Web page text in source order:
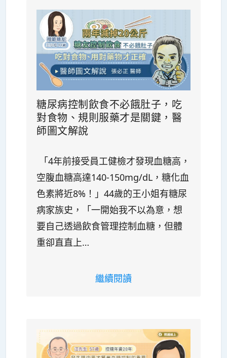
糖尿病控制飲食不必餓肚子，吃
對食物、規則服藥才是關鍵，醫
師圖文解說
「4年前接受員工健檢才發現血糖高，
空腹血糖高達140-150mg/dL，糖化血
色素將近8%！」44歲的王小姐有糖尿
病家族史，「一開始我不以為意，想
要自己透過飲食管理控制血糖，但體
重卻直直上…
繼續閱讀